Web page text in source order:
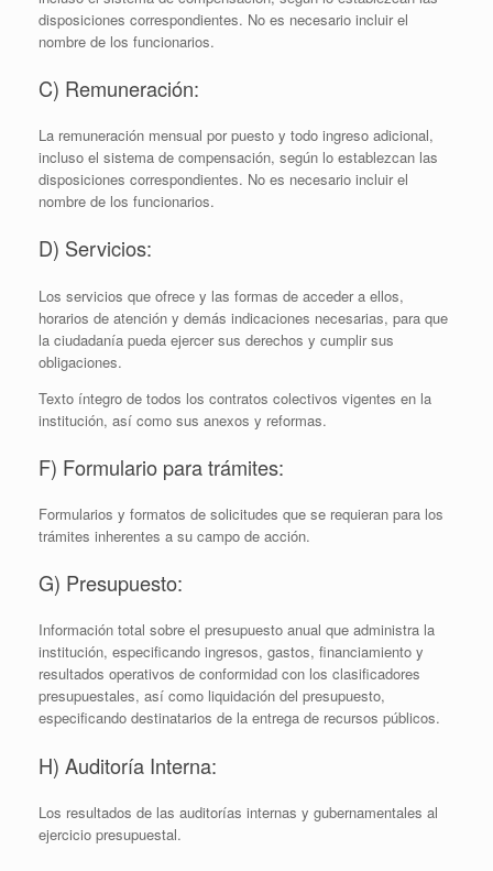
disposiciones correspondientes. No es necesario incluir el
nombre de los funcionarios.
C) Remuneración:
La remuneración mensual por puesto y todo ingreso adicional,
incluso el sistema de compensación, según lo establezcan las
disposiciones correspondientes. No es necesario incluir el
nombre de los funcionarios.
D) Servicios:
Los servicios que ofrece y las formas de acceder a ellos,
horarios de atención y demás indicaciones necesarias, para que
la ciudadanía pueda ejercer sus derechos y cumplir sus
obligaciones.
Texto íntegro de todos los contratos colectivos vigentes en la
institución, así­ como sus anexos y reformas.
F) Formulario para trámites:
Formularios y formatos de solicitudes que se requieran para los
trámites inherentes a su campo de acción.
G) Presupuesto:
Información total sobre el presupuesto anual que administra la
institución, especificando ingresos, gastos, financiamiento y
resultados operativos de conformidad con los clasificadores
presupuestales, así como liquidación del presupuesto,
especificando destinatarios de la entrega de recursos públicos.
H) Auditoría Interna:
Los resultados de las auditorías internas y gubernamentales al
ejercicio presupuestal.